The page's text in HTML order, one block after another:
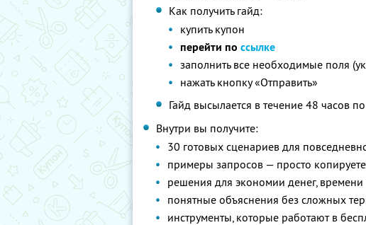
Как получить гайд:
купить купон
перейти поссылке
заполнить все необходимые поля
нажать кнопку «Отправить»
Гайд высылается в течение 48 часов
Внутри вы получите:
30 готовых сценариев для
примеры запросов — просто
решения для экономии денег,
понятные объяснения без сложных
инструменты, которые работают в